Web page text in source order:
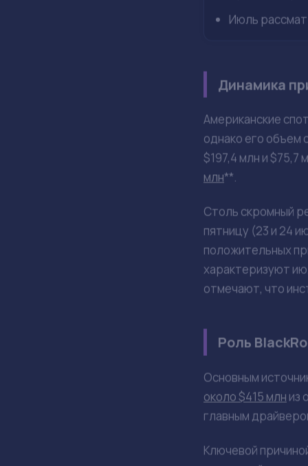
Июл 27, 14:28 Factory C.
Спотовые
сохранилась
оттоку $4
ОСНОВНЫЕ ТЕЗИСЫ
Спотовые
Июль
Динамика